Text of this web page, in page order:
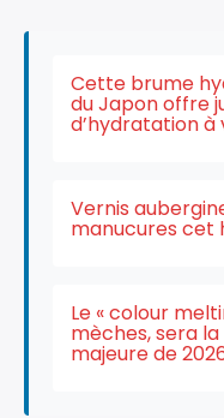
Cette brume
du Japon offre
d’hydratation
Vernis
manucures cet
Le « colour
mèches, sera
majeure de
Rechercher